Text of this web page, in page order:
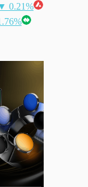
0.21%